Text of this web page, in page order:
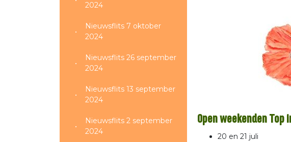
2024
Nieuwsflits 7 oktober
2024
Nieuwsflits 26 september
2024
Nieuwsflits 13 september
2024
Nieuwsflits 2 september
2024
Open weekenden Top
20 en 21 juli